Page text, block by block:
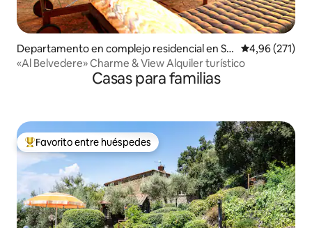
Departamento en complejo residencial en Sp
ello
Calificación
4,96 (271)
«Al Belvedere» Charme & View Alquiler turístico
Casas para familias
Favorito entre los huéspedes más destacados
Favorito entre huéspedes